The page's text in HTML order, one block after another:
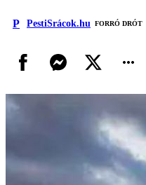
P PestiSrácok.hu FORRÓ DRÓT